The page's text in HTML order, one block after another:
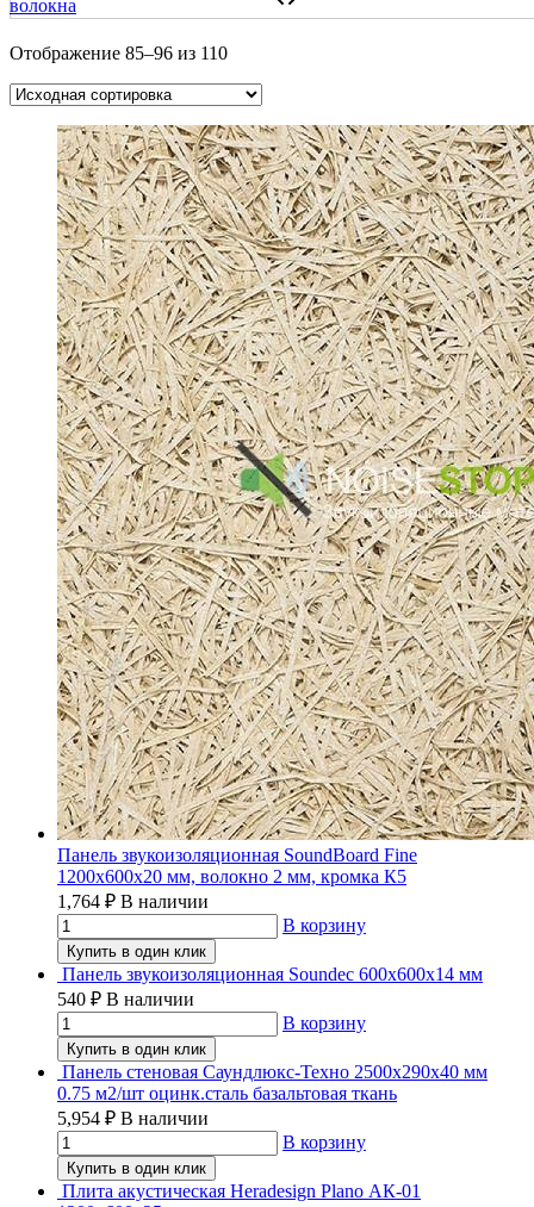
волокна
Отображение 85–96 из 110
Панель звукоизоляционная SoundBoard Fine
1200х600х20 мм, волокно 2 мм, кромка К5
1,764 ₽ В наличии
В корзину
Купить в один клик
Панель звукоизоляционная Soundec 600х600х14 мм
540 ₽ В наличии
В корзину
Купить в один клик
Панель стеновая Саундлюкс-Техно 2500х290х40 мм
0.75 м2/шт оцинк.сталь базальтовая ткань
5,954 ₽ В наличии
В корзину
Купить в один клик
Плита акустическая Heradesign Plano АК-01